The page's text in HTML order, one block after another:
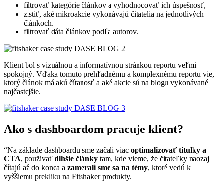
filtrovať kategórie článkov a vyhodnocovať ich úspešnosť,
zistiť, aké mikroakcie vykonávajú čitatelia na jednotlivých
článkoch,
filtrovať dáta článkov podľa autorov.
Klient bol s vizuálnou a informatívnou stránkou reportu veľmi
spokojný. Vďaka tomuto prehľadnému a komplexnému reportu vie,
ktorý článok má akú čítanosť a aké akcie sú na blogu vykonávané
najčastejšie.
Ako s dashboardom pracuje klient?
“Na základe dashboardu sme začali viac optimalizovať titulky a
CTA, používať dlhšie články tam, kde vieme, že čitateľky naozaj
čítajú až do konca a zamerali sme sa na témy, ktoré vedú k
vyššiemu prekliku na Fitshaker produkty.